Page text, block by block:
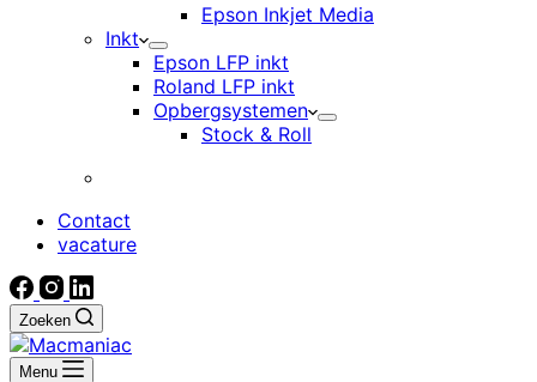
Epson Inkjet Media
Inkt
Epson LFP inkt
Roland LFP inkt
Opbergsystemen
Stock & Roll
Contact
vacature
Zoeken
Menu